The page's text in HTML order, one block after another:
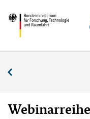
zum
Inhalt
(Eingabetaste)
zum
Hauptmenu
(Eingabetaste)
zur
Suche
(Eingabetaste)
zur
Fußleiste
(Enter)
Bundesministerium
Technologie
Raumfahrt